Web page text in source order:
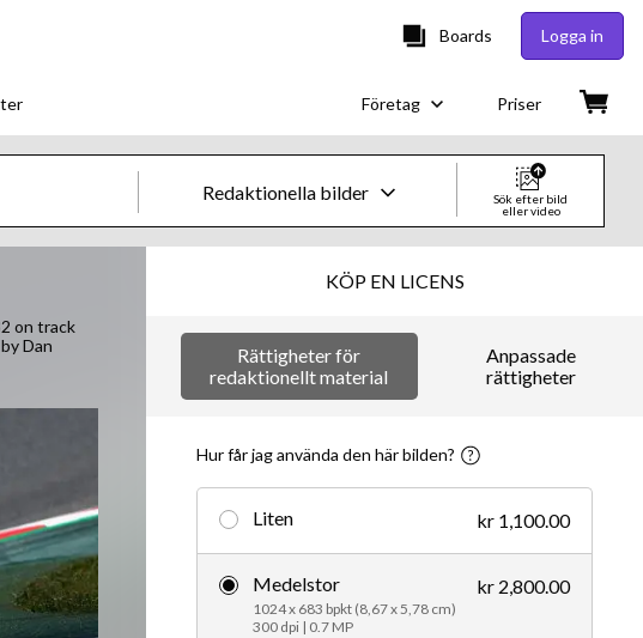
Boards Logga in
Företag Priser
Redaktionella bilder
Kreativa bilder och videor
Bilder
Kreativt
Video
Kreativt
Sök efter bild
eller video
on track
Dan
KÖP EN LICENS
Rättigheter för
redaktionellt material
Anpassade
rättigheter
Hur får jag använda den här bilden?
Liten kr 1,100.00
Medelstor
1024 x 683 bpkt (8,67 x 5,78 cm)
300 dpi | 0.7 MP
kr 2,800.00